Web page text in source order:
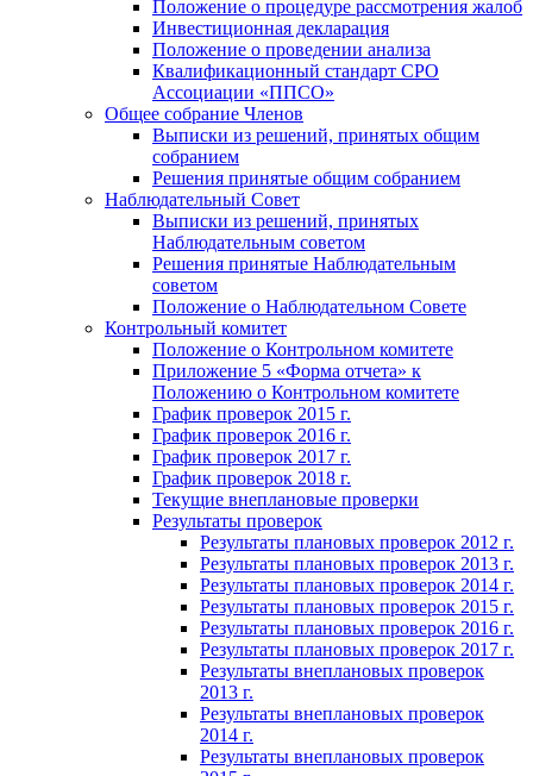
Положение o процедуре рассмотрения жалоб
Инвестиционная декларация
Положение о проведении анализа
Квалификационный стандарт СРО
Ассоциации «ППСО»
Общее собрание Членов
Выписки из решений, принятых общим
собранием
Решения принятые общим собранием
Наблюдательный Совет
Выписки из решений, принятых
Наблюдательным советом
Решения принятые Наблюдательным
советом
Положение о Наблюдательном Совете
Контрольный комитет
Положение о Контрольном комитете
Приложение 5 «Форма отчета» к
Положению о Контрольном комитете
График проверок 2015 г.
График проверок 2016 г.
График проверок 2017 г.
График проверок 2018 г.
Текущие внеплановые проверки
Результаты проверок
Результаты плановых проверок 2012 г.
Результаты плановых проверок 2013 г.
Результаты плановых проверок 2014 г.
Результаты плановых проверок 2015 г.
Результаты плановых проверок 2016 г.
Результаты плановых проверок 2017 г.
Результаты внеплановых проверок
2013 г.
Результаты внеплановых проверок
2014 г.
Результаты внеплановых проверок